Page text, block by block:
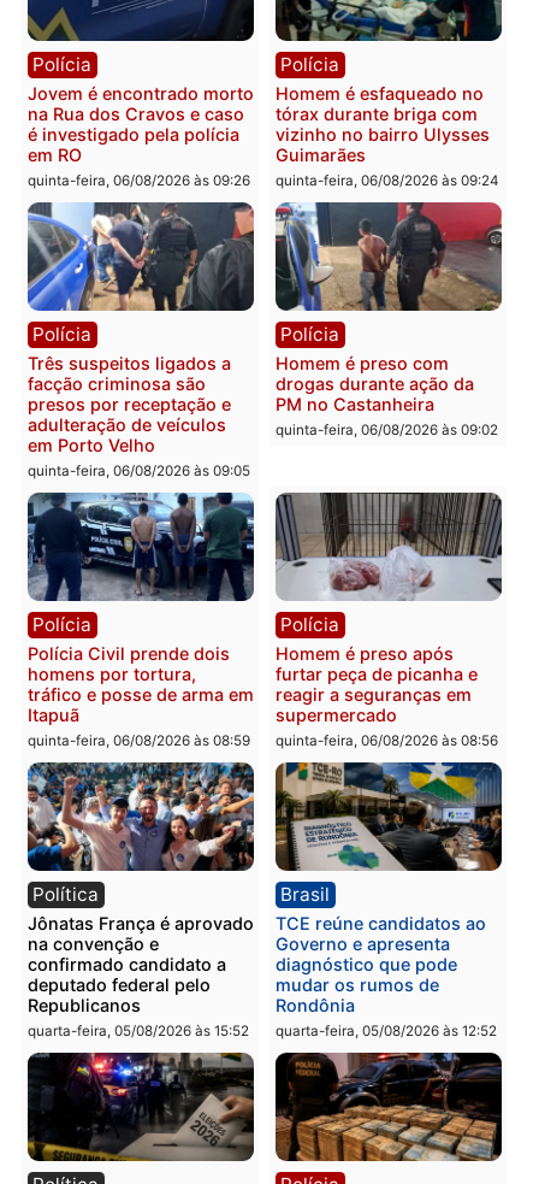
Política
Ministro Dias Tofolli , do
TSE, determina reabertura
e processamento da ação
que pode levar à perda do
mandato da prefeita de
Pimenta Bueno
quinta-feira, 06/08/2026 às 18:20
Polícia
Policiais militares
recuperam moto furtada
prendem trio na zona
Leste
quinta-feira, 06/08/2026 às
Polícia
Jovem é encontrado morto
na Rua dos Cravos e caso
é investigado pela polícia
em RO
quinta-feira, 06/08/2026 às 09:26
Polícia
Homem é esfaqueado no
tórax durante briga com
vizinho no bairro
quinta-feira, 06/08/2026 às
Polícia
Três suspeitos ligados a
facção criminosa são
presos por receptação e
adulteração de veículos
em Porto Velho
quinta-feira, 06/08/2026 às 09:05
Polícia
Homem é preso com
drogas durante ação da
PM no Castanheira
quinta-feira, 06/08/2026 às
Polícia
Polícia Civil prende dois
homens por tortura,
tráfico e posse de arma em
Itapuã
quinta-feira, 06/08/2026 às 08:59
Polícia
Homem é preso após
furtar peça de picanha e
reagir a seguranças em
supermercado
quinta-feira, 06/08/2026 às